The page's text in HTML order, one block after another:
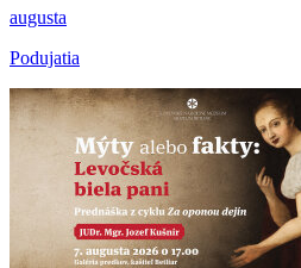
augusta
Podujatia